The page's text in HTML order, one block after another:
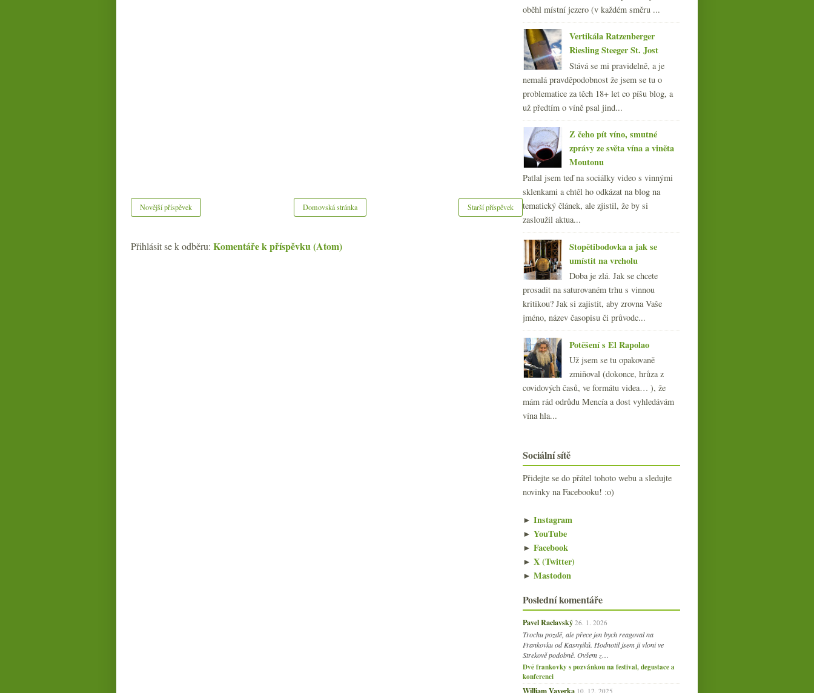
Novější příspěvek Starší příspěvek
Domovská stránka
Přihlásit se k odběru: Komentáře k příspěvku (Atom)
oběhl místní jezero (v každém směru ...
Vertikála Ratzenberger
Riesling Steeger St. Jost
Stává se mi pravidelně, a je
nemalá pravděpodobnost že jsem se tu o
problematice za těch 18+ let co píšu blog, a
už předtím o víně psal jind...
Z čeho pít víno, smutné
zprávy ze světa vína a viněta
Moutonu
Patlal jsem teď na sociálky video s vinnými
sklenkami a chtěl ho odkázat na blog na
tematický článek, ale zjistil, že by si
zasloužil aktua...
Stopětibodovka a jak se
umístit na vrcholu
Doba je zlá. Jak se chcete
prosadit na saturovaném trhu s vinnou
kritikou? Jak si zajistit, aby zrovna Vaše
jméno, název časopisu či průvodc...
Potěšení s El Rapolao
Už jsem se tu opakovaně
zmiňoval (dokonce, hrůza z
covidových časů, ve formátu videa… ), že
mám rád odrůdu Mencía a dost vyhledávám
vína hla...
Sociální sítě
Přidejte se do přátel tohoto webu a sledujte
novinky na Facebooku! :o)
► Instagram
► YouTube
► Facebook
► X (Twitter)
► Mastodon
Poslední komentáře
Pavel Raclavský 26. 1. 2026
Trochu pozdě, ale přece jen bych reagoval na
Frankovku od Kasnyiků. Hodnotil jsem ji vloni ve
Strekově podobně. Ovšem z…
Dvě frankovky s pozvánkou na festival, degustace a
konferenci
William Vaverka 10. 12. 2025